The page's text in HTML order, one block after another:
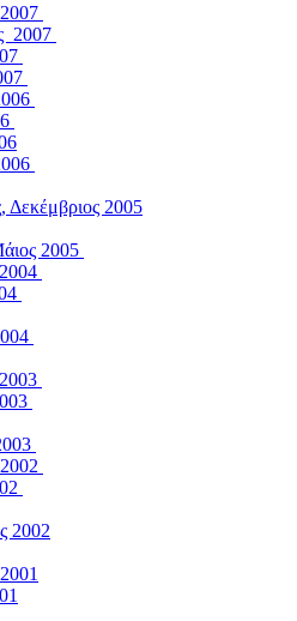
2007
Δεκέμβριος 2005
2005
2002